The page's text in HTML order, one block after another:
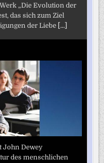
„Die Evolution der
das sich zum Ziel
der Liebe [...]
John Dewey
des menschlichen